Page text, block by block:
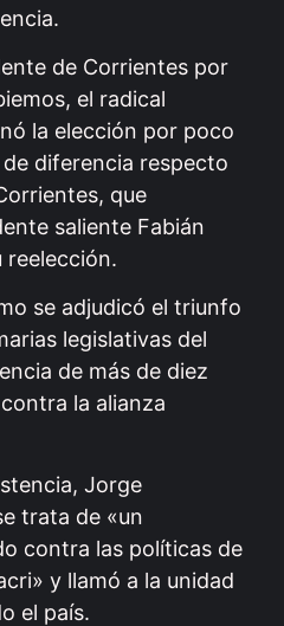
de Corrientes por
el radical
la elección por poco
diferencia respecto
que
saliente Fabián
reelección.
se adjudicó el triunfo
legislativas del
de más de diez
la alianza
Jorge
trata de «un
contra las políticas de
y llamó a la unidad
el país.